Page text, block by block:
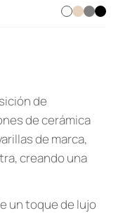
de
de cerámica
de marca,
creando una
un toque de lujo